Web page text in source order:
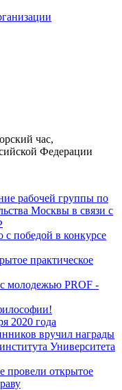
час,
Федерации
рабочей группы по
Москвы в связи с
победой в конкурсе
практическое
молодежью PROF -
2020 года
вручил награды
Университета
провели открытое